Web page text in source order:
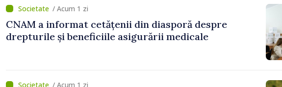
/ Acum 1 zi
CNAM a informat cetățenii din diasporă despre
drepturile și beneficiile asigurării medicale
/ Acum 1 zi